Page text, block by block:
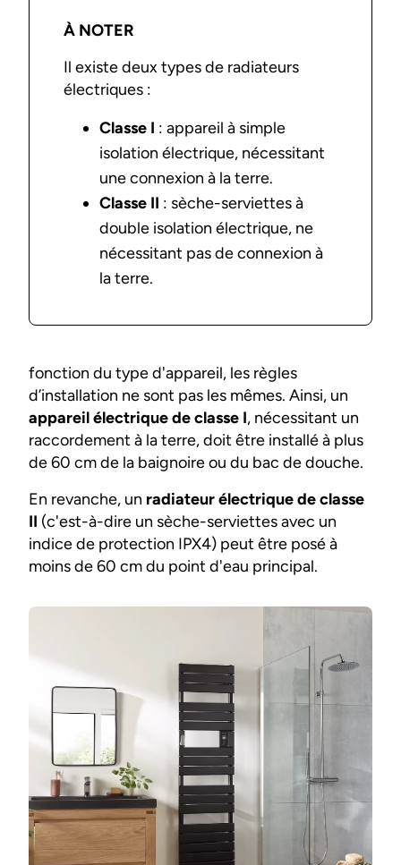
À NOTER
Il existe deux types de radiateurs
électriques :
Classe I : appareil à simple
isolation électrique, nécessitant
une connexion à la terre.
Classe II : sèche-serviettes à
double isolation électrique, ne
nécessitant pas de connexion à
la terre.
fonction du type d'appareil, les règles
d’installation ne sont pas les mêmes. Ainsi, un
appareil électrique de classe I, nécessitant un
raccordement à la terre, doit être installé à plus
de 60 cm de la baignoire ou du bac de douche.
En revanche, un radiateur électrique de classe
II (c'est-à-dire un sèche-serviettes avec un
indice de protection IPX4) peut être posé à
moins de 60 cm du point d'eau principal.